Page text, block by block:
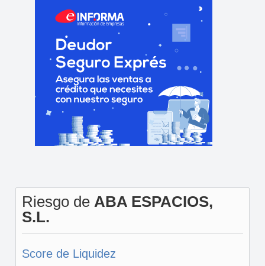
Riesgo de ABA ESPACIOS,
S.L.
Score de Liquidez